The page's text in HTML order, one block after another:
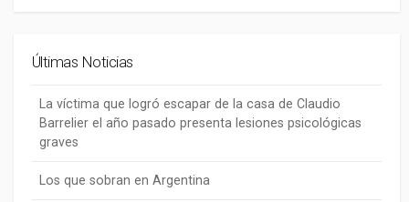
Últimas Noticias
La víctima que logró escapar de la casa de Claudio
Barrelier el año pasado presenta lesiones psicológicas
graves
Los que sobran en Argentina